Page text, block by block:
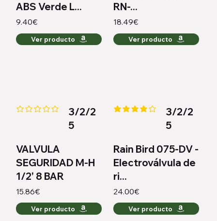
ABS Verde L...
9.40€
Ver producto
RN-...
18.49€
Ver producto
Aún no hay calificaciones
3/2/2
5
VALVULA
SEGURIDAD M-H
1/2' 8 BAR
15.86€
Ver producto
la calificación promedio es 4 de
3/2/2
5
Rain Bird 075-DV -
Electroválvula de
ri...
24.00€
Ver producto